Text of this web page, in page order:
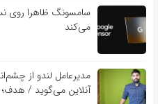
سامسونگ ظاهرا روی
می‌کند
مدیرعامل لندو از
آنلاین می‌گوید /